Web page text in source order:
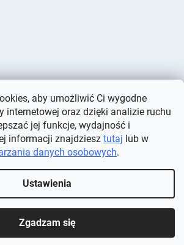
aby umożliwić Ci wygodne
internetowej oraz dzięki analizie ruchu
jej funkcje, wydajność i
informacji znajdziesz tutaj lub w
danych osobowych.
Ustawienia
Zgadzam się